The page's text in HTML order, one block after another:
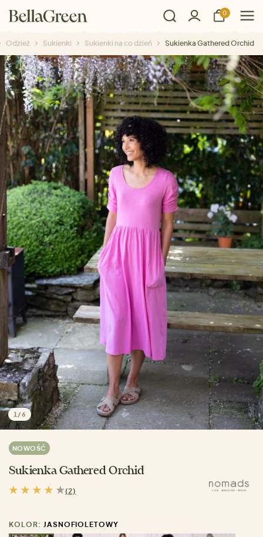
0
Odzież Sukienki Sukienki na co dzień Sukienka Gathered Orchid
1 /6
NOWOŚĆ
Sukienka Gathered Orchid
(2)
KOLOR: JASNOFIOLETOWY